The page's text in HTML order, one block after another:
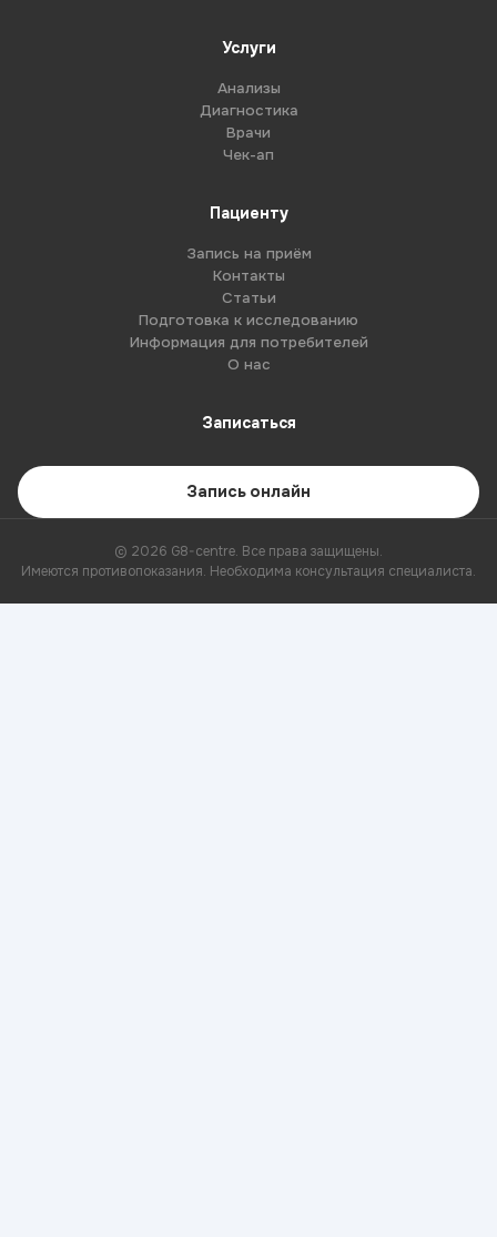
Услуги
Анализы
Диагностика
Врачи
Чек-ап
Пациенту
Запись на приём
Контакты
Статьи
Подготовка к исследованию
Информация для потребителей
О нас
Записаться
Запись онлайн
© 2026 G8-centre. Все права защищены.
Имеются противопоказания. Необходима консультация специалиста.